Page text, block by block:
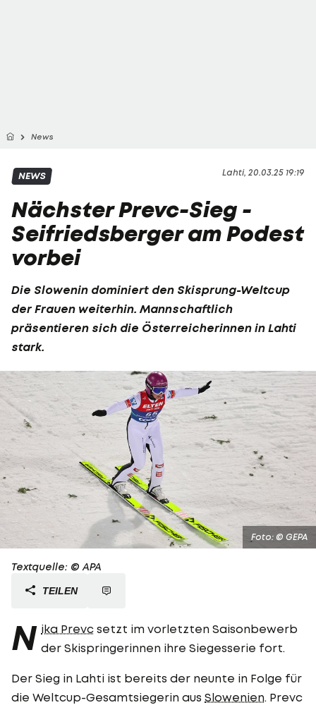
News
Lahti, 20.03.25 19:19
NEWS
Nächster Prevc-Sieg -
Seifriedsberger am Podest
vorbei
Die Slowenin dominiert den Skisprung-Weltcup
der Frauen weiterhin. Mannschaftlich
präsentieren sich die Österreicherinnen in Lahti
stark.
Foto: © GEPA
Textquelle: © APA
TEILEN
N ika Prevc setzt im vorletzten Saisonbewerb
der Skispringerinnen ihre Siegesserie fort.
Der Sieg in Lahti ist bereits der neunte in Folge für
die Weltcup-Gesamtsiegerin aus Slowenien. Prevc